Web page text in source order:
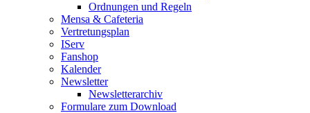
Ordnungen und Regeln
Mensa & Cafeteria
Vertretungsplan
IServ
Fanshop
Kalender
Newsletter
Newsletterarchiv
Formulare zum Download